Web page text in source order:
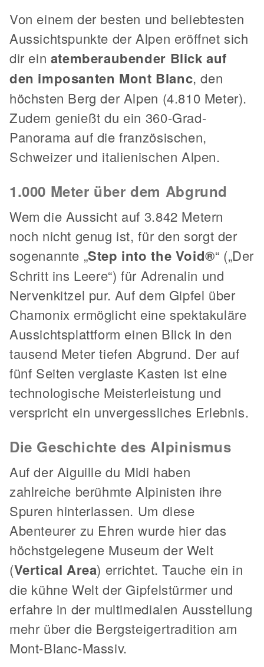
Von einem der besten und beliebtesten
Aussichtspunkte der Alpen eröffnet sich
dir ein atemberaubender Blick auf
den imposanten Mont Blanc, den
höchsten Berg der Alpen (4.810 Meter).
Zudem genießt du ein 360-Grad-
Panorama auf die französischen,
Schweizer und italienischen Alpen.
1.000 Meter über dem Abgrund
Wem die Aussicht auf 3.842 Metern
noch nicht genug ist, für den sorgt der
sogenannte „Step into the Void®“ („Der
Schritt ins Leere“) für Adrenalin und
Nervenkitzel pur. Auf dem Gipfel über
Chamonix ermöglicht eine spektakuläre
Aussichtsplattform einen Blick in den
tausend Meter tiefen Abgrund. Der auf
fünf Seiten verglaste Kasten ist eine
technologische Meisterleistung und
verspricht ein unvergessliches Erlebnis.
Die Geschichte des Alpinismus
Auf der Aiguille du Midi haben
zahlreiche berühmte Alpinisten ihre
Spuren hinterlassen. Um diese
Abenteurer zu Ehren wurde hier das
höchstgelegene Museum der Welt
(Vertical Area) errichtet. Tauche ein in
die kühne Welt der Gipfelstürmer und
erfahre in der multimedialen Ausstellung
mehr über die Bergsteigertradition am
Mont-Blanc-Massiv.